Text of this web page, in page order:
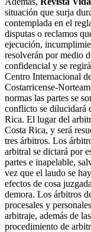
situación que surja
contemplada en el
disputas o reclamos
ejecución,
resolverán por medio
confidencial y se
Centro Internacional
Costarricense-
normas las partes se
conflicto se dilucidará
Rica. El lugar del
Costa Rica, y será
tres árbitros. Los
arbitral se dictará por
partes e inapelable,
vez que el laudo se
efectos de cosa
demora. Los árbitros
procesales y
arbitraje, además de
procedimiento de